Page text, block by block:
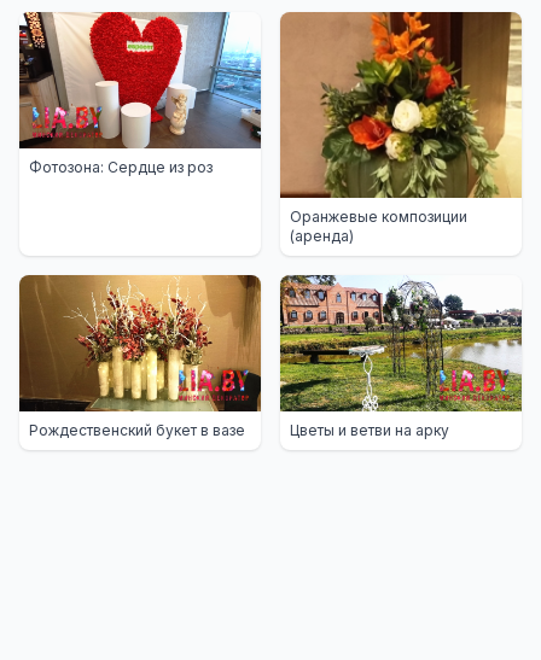
Фотозона: Сердце из роз
Оранжевые композиции
(аренда)
Рождественский букет в вазе Цветы и ветви на арку